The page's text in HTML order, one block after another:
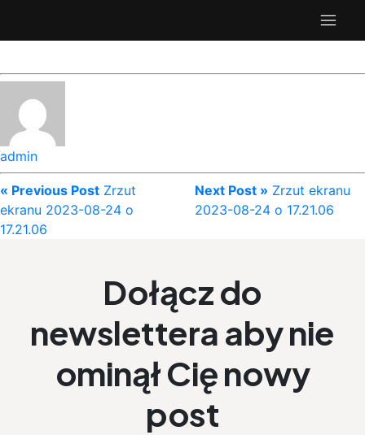
admin
« Previous Post Zrzut
ekranu 2023-08-24 o
17.21.06
Next Post » Zrzut ekranu
2023-08-24 o 17.21.06
Dołącz do
newslettera aby nie
ominął Cię nowy
post